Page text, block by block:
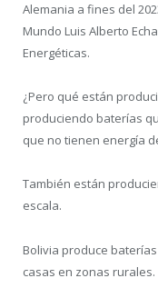
Alemania a fines del
Mundo Luis Alberto
Energéticas.
¿Pero qué están
produciendo baterías
que no tienen energía
También están
escala.
Bolivia produce
casas en zonas rurales.